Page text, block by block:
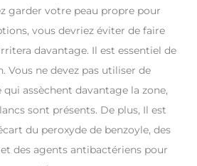
garder votre peau propre pour
vous devriez éviter de faire
davantage. Il est essentiel de
Vous ne devez pas utiliser de
assèchent davantage la zone,
sont présents. De plus, Il est
du peroxyde de benzoyle, des
des agents antibactériens pour